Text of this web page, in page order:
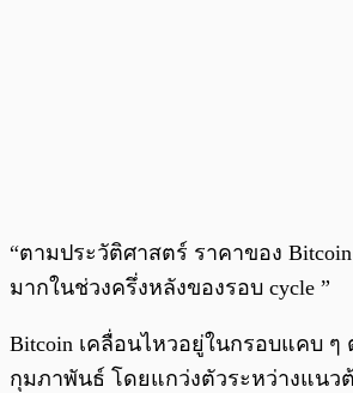
“ตามประวัติศาสตร์ ราคาของ
มากในช่วงครึ่งหลังของรอบ cycle ”
Bitcoin เคลื่อนไหวอยู่ในกรอบแคบ ๆ
กุมภาพันธ์ โดยแกว่งตัวระหว่างแนวต้